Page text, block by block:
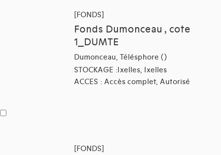
[FONDS]
Fonds Dumonceau , cote
1_DUMTE
Dumonceau, Télésphore ()
STOCKAGE :Ixelles, Ixelles
ACCES : Accès complet, Autorisé
[FONDS]